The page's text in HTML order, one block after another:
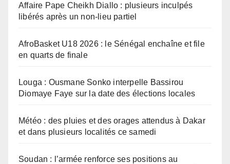
Affaire Pape Cheikh Diallo : plusieurs inculpés
libérés après un non-lieu partiel
AfroBasket U18 2026 : le Sénégal enchaîne et file
en quarts de finale
Louga : Ousmane Sonko interpelle Bassirou
Diomaye Faye sur la date des élections locales
Météo : des pluies et des orages attendus à Dakar
et dans plusieurs localités ce samedi
Soudan : l’armée renforce ses positions au